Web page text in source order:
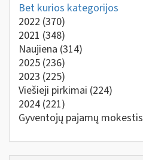
Bet kurios kategorijos
2022 (370)
2021 (348)
Naujiena (314)
2025 (236)
2023 (225)
Viešieji pirkimai (224)
2024 (221)
Gyventojų pajamų mokestis